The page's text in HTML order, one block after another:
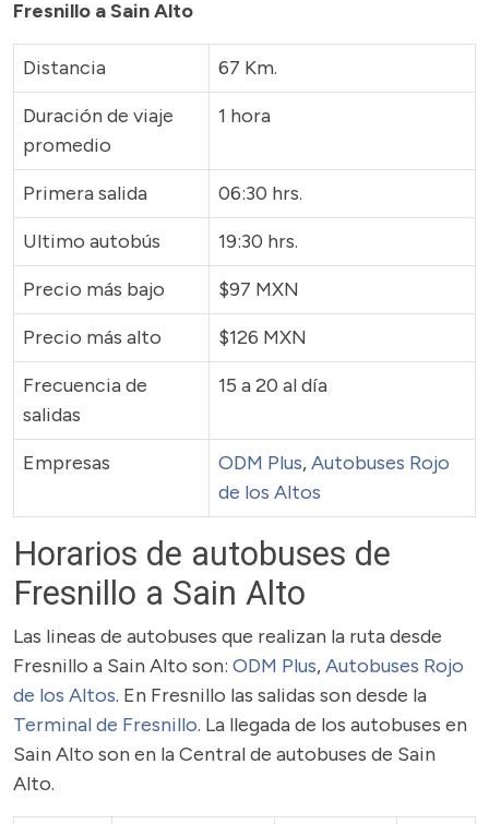
Fresnillo a Sain Alto
Distancia
67 Km.
Duración de viaje
promedio
1 hora
Primera salida
06:30 hrs.
Ultimo autobús
19:30 hrs.
Precio más bajo
$97 MXN
Precio más alto
$126 MXN
Frecuencia de
salidas
15 a 20 al día
Empresas ODM Plus,Autobuses Rojo
de los Altos
Horarios de autobuses de
Fresnillo a Sain Alto
Las lineas de autobuses que realizan la ruta desde
Fresnillo a Sain Alto son: ODM Plus,Autobuses Rojo
de los Altos. En Fresnillo las salidas son desde la
Terminal de Fresnillo. La llegada de los autobuses en
Sain Alto son en la Central de autobuses de Sain
Alto.